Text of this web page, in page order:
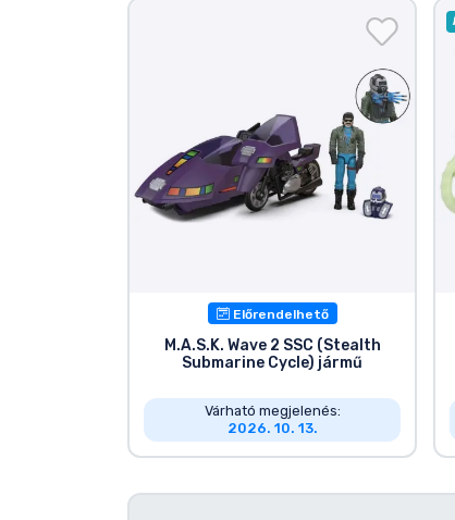
Előrendelhető
M.A.S.K. Wave 2 SSC (Stealth
Submarine Cycle) jármű
Várható megjelenés:
2026. 10. 13.